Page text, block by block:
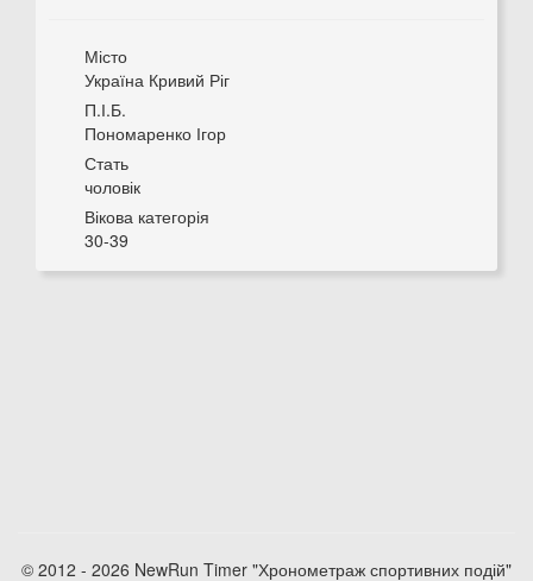
Місто
Україна Кривий Ріг
П.І.Б.
Пономаренко Ігор
Стать
чоловік
Вікова категорія
30-39
© 2012 - 2026 NewRun Timer "Хронометраж спортивних подій"